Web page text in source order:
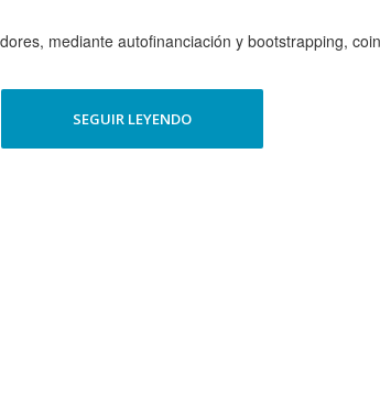
mediante autofinanciación y bootstrapping,
SEGUIR LEYENDO